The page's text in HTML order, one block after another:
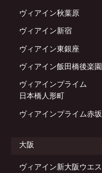
ヴィアイン秋葉原
ヴィアイン新宿
ヴィアイン東銀座
ヴィアイン飯田橋後楽園
ヴィアインプライム
日本橋人形町
ヴィアインプライム赤坂
大阪
ヴィアイン新大阪ウエス